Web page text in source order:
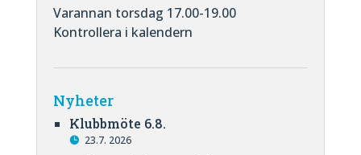
Varannan torsdag 17.00-19.00
Kontrollera i kalendern
Nyheter
Klubbmöte 6.8.
23.7. 2026